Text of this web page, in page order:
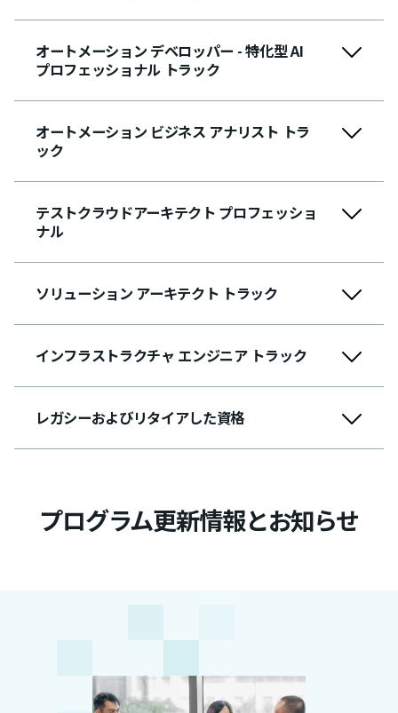
オートメーション デベロッパー - 特化型 AI
プロフェッショナル トラック
オートメーション ビジネス アナリスト トラ
ック
テストクラウドアーキテクト プロフェッショ
ナル
ソリューション アーキテクト トラック
インフラストラクチャ エンジニア トラック
レガシーおよびリタイアした資格
プログラム更新情報とお知らせ